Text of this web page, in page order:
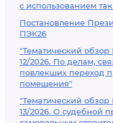
с использованием
Постановление
ПЭК26
"Тематический
12/2026. По делам,
повлекших переход
помещения"
"Тематический
13/2026. О судебной